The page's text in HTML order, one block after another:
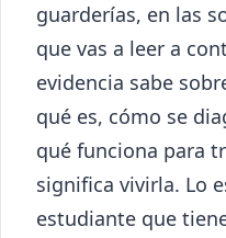
guarderías, en las
que vas a leer a
evidencia sabe
qué es, cómo se
qué funciona para
significa vivirla. Lo
estudiante que